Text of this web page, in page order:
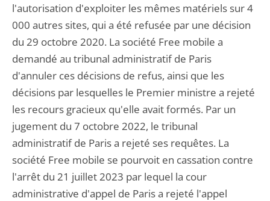
l'autorisation d'exploiter les mêmes matériels sur 4
000 autres sites, qui a été refusée par une décision
du 29 octobre 2020. La société Free mobile a
demandé au tribunal administratif de Paris
d'annuler ces décisions de refus, ainsi que les
décisions par lesquelles le Premier ministre a rejeté
les recours gracieux qu'elle avait formés. Par un
jugement du 7 octobre 2022, le tribunal
administratif de Paris a rejeté ses requêtes. La
société Free mobile se pourvoit en cassation contre
l'arrêt du 21 juillet 2023 par lequel la cour
administrative d'appel de Paris a rejeté l'appel